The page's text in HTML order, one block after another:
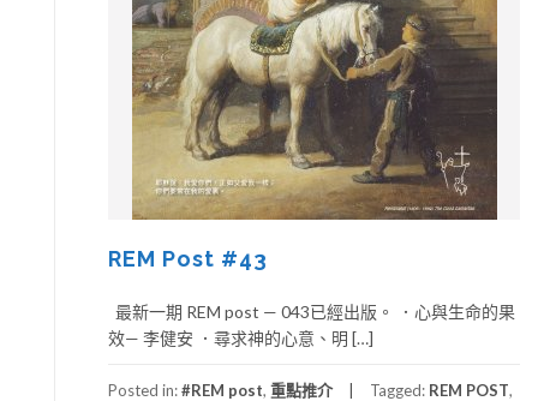
REM Post #43
最新一期 REM post — 043已經出版。 ．心與生命的果
效— 李健安 ．尋求神的心意、明 […]
Posted in:#REM post, 重點推介 Tagged: REM POST,